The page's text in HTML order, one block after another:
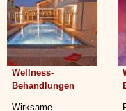
Wellness-
Behandlungen
Wirksame